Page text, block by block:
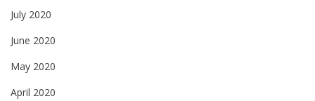
July 2020
June 2020
May 2020
April 2020